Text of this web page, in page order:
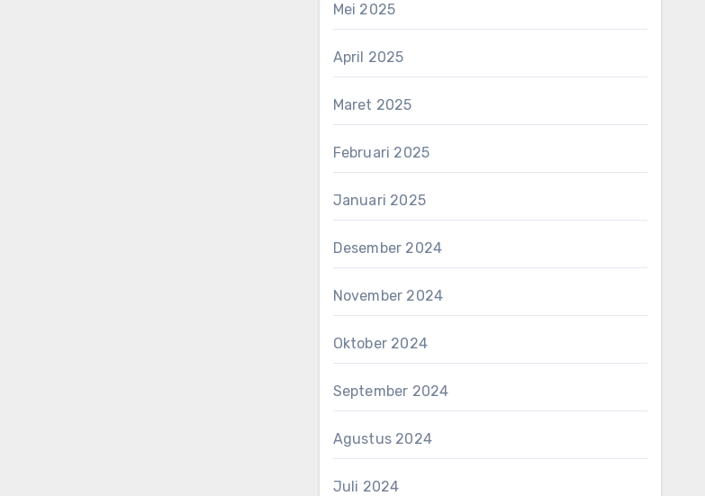
Mei 2025
April 2025
Maret 2025
Februari 2025
Januari 2025
Desember 2024
November 2024
Oktober 2024
September 2024
Agustus 2024
Juli 2024